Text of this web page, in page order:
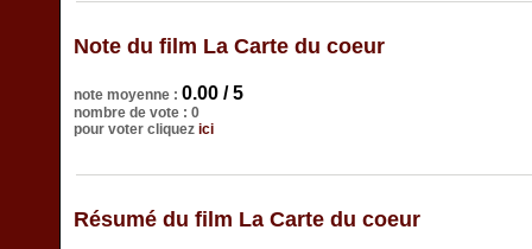
Note du film La Carte du coeur
note moyenne : 0.00 / 5
nombre de vote : 0
pour voter cliquez ici
Résumé du film La Carte du coeur